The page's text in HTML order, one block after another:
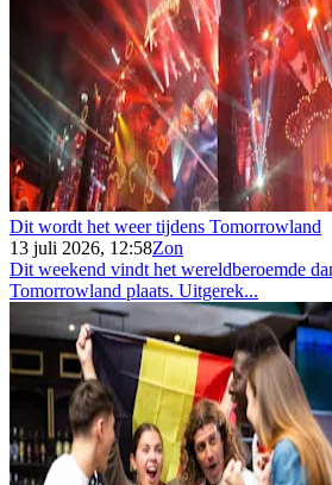
Dit wordt het weer tijdens Tomorrowland
13 juli 2026, 12:58Zon
Dit weekend vindt het wereldberoemde
Tomorrowland plaats. Uitgerek...